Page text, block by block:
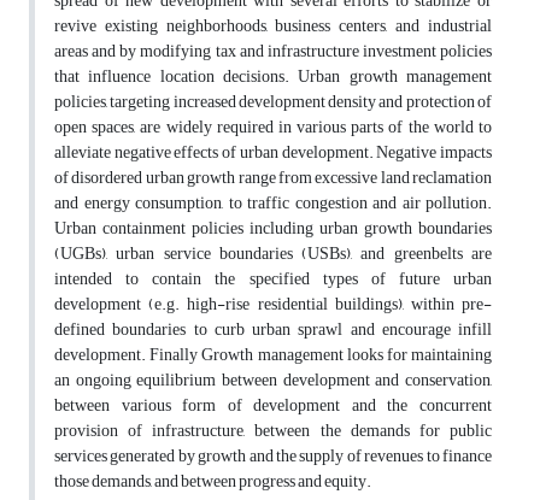
revive existing neighborhoods, business centers, and industrial
areas and by modifying tax and infrastructure investment policies
that influence location decisions. Urban growth management
policies, targeting increased development density and protection of
open spaces, are widely required in various parts of the world to
alleviate negative effects of urban development. Negative impacts
of disordered urban growth range from excessive land reclamation
and energy consumption, to traffic congestion and air pollution.
Urban containment policies including urban growth boundaries
(UGBs), urban service boundaries (USBs), and greenbelts are
intended to contain the specified types of future urban
development (e.g. high-rise residential buildings), within pre-
defined boundaries to curb urban sprawl and encourage infill
development. Finally Growth management looks for maintaining
an ongoing equilibrium between development and conservation,
between various form of development and the concurrent
provision of infrastructure, between the demands for public
services generated by growth and the supply of revenues to finance
those demands, and between progress and equity.